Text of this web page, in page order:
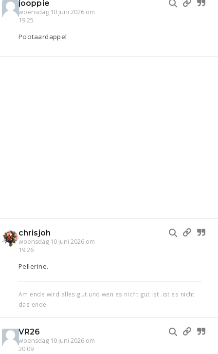
jooppie
woensdag 10 juni 2026 om
19:25
Pootaardappel
chrisjoh
woensdag 10 juni 2026 om
19:26
Pellerine.
Am ende wird alles gut.und wen es nicht gut ist .ist es nicht
das ende .
VR26
woensdag 10 juni 2026 om
20:09